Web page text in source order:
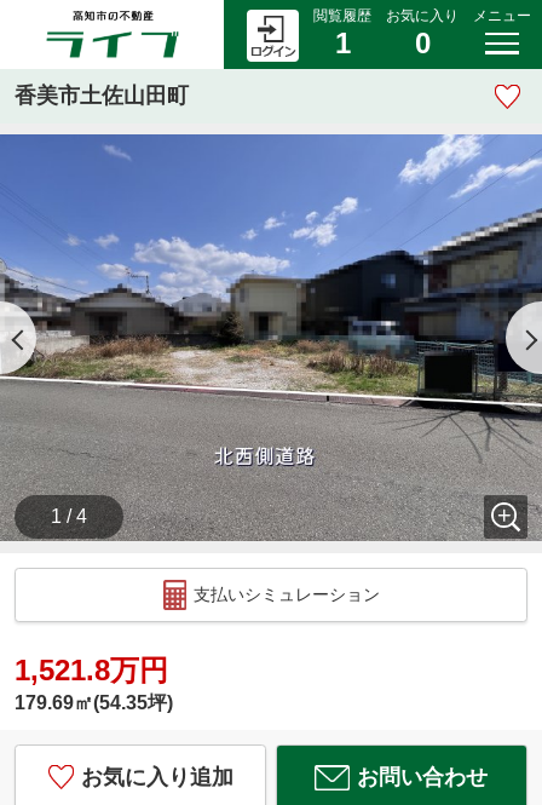
閲覧履歴
1
お気に入り
0
メニュー
香美市土佐山田町
1 / 4
支払いシミュレーション
1,521.8万円
179.69㎡(54.35坪)
お気に入り追加 お問い合わせ